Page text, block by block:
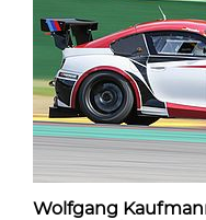
Wolfgang